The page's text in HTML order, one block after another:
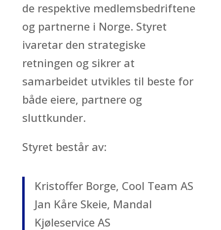
de respektive medlemsbedriftene
og partnerne i Norge. Styret
ivaretar den strategiske
retningen og sikrer at
samarbeidet utvikles til beste for
både eiere, partnere og
sluttkunder.
Styret består av:
Kristoffer Borge, Cool Team AS
Jan Kåre Skeie, Mandal
Kjøleservice AS